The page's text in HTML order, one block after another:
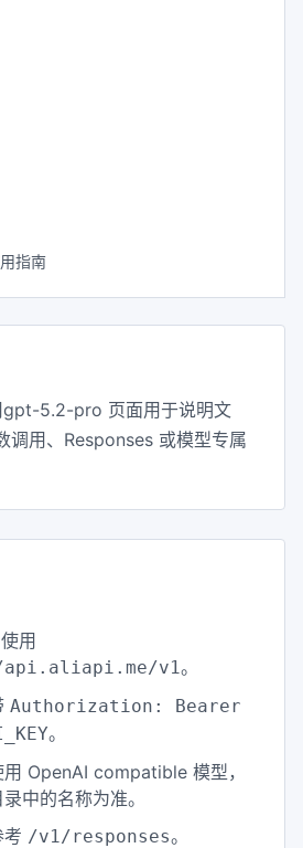
指南
5.2-pro 页面用于说明文
调用、Responses 或模型专属
用
v1。
Authorization: Bearer
。
OpenAI compatible 模型，
中的名称为准。
/v1/responses。